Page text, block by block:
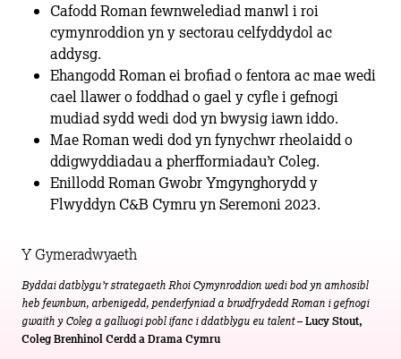
Cafodd Roman fewnwelediad manwl i roi
cymynroddion yn y sectorau celfyddydol ac
addysg.
Ehangodd Roman ei brofiad o fentora ac mae wedi
cael llawer o foddhad o gael y cyfle i gefnogi
mudiad sydd wedi dod yn bwysig iawn iddo.
Mae Roman wedi dod yn fynychwr rheolaidd o
ddigwyddiadau a pherfformiadau’r Coleg.
Enillodd Roman Gwobr Ymgynghorydd y
Flwyddyn C&B Cymru yn Seremoni 2023.
Y Gymeradwyaeth
Byddai datblygu’r strategaeth Rhoi Cymynroddion wedi bod yn amhosibl
heb fewnbwn, arbenigedd, penderfyniad a brwdfrydedd Roman i gefnogi
gwaith y Coleg a galluogi pobl ifanc i ddatblygu eu talent– Lucy Stout,
Coleg Brenhinol Cerdd a Drama Cymru